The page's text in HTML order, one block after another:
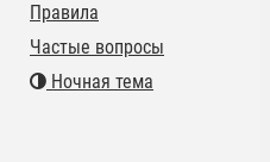
Правила
Частые вопросы
Ночная тема